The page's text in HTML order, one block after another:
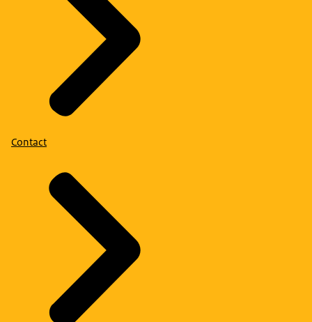
Contact